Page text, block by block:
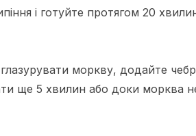
і готуйте протягом 20
моркву, додайте
ще 5 хвилин або доки морква не